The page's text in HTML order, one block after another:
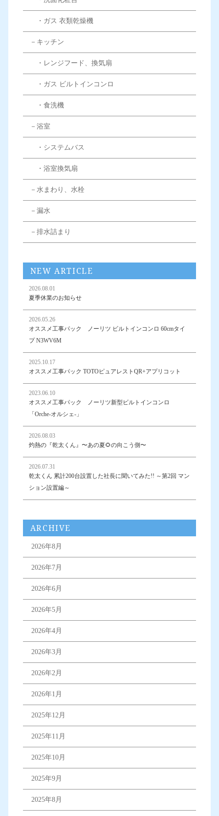
・ガス 衣類乾燥機
－キッチン
・レンジフード、換気扇
・ガス ビルトインコンロ
・食洗機
－浴室
・システムバス
・浴室換気扇
－水まわり、水栓
－漏水
－排水詰まり
NEW ARTICLE
2026.08.01
夏季休業のお知らせ
2026.05.26
オススメ工事パック ノーリツ ビルトインコンロ 60cmタイ
プ N3WV6M
2025.10.17
オススメ工事パック TOTOピュアレストQR+アプリコット
2023.06.10
オススメ工事パック ノーリツ新型ビルトインコンロ
「Orche-オルシェ-」
2026.08.03
灼熱の『乾太くん』〜あの夏🌻の向こう側〜
2026.07.31
乾太くん 累計200台設置した社長に聞いてみた!! ～第2回 マン
ション設置編～
ARCHIVE
2026年8月
2026年7月
2026年6月
2026年5月
2026年4月
2026年3月
2026年2月
2026年1月
2025年12月
2025年11月
2025年10月
2025年9月
2025年8月